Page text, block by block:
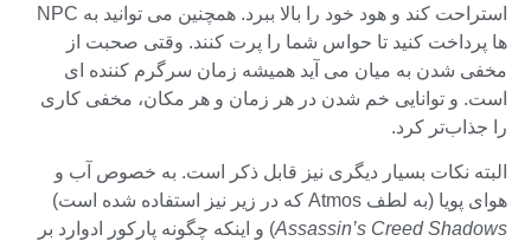
استراحت کند و هود خود را بالا ببرد. همچنین می توانید به NPC
ها پرداخت کنید تا حواس شما را پرت کنند. وقتی صحبت از
مخفی شدن به میان می آید همیشه زمان سرگرم کننده ای
است. و توانایی خم شدن در هر زمان و هر مکان، مخفی کاری
را جذاب‌تر کرد.
البته نکات بسیار دیگری نیز قابل ذکر است. به خصوص آب و
هوای پویا (به لطف Atmos که در زیر نیز استفاده شده است)
Assassin’s Creed Shadows) و اینکه چگونه پارکور ادوارد بر